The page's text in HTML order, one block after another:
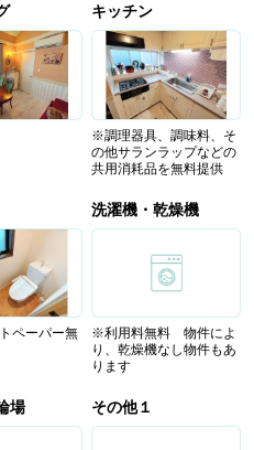
キッチン
※調理器具、調味料、そ
の他サランラップなどの
共用消耗品を無料提供
ペーパー無
洗濯機・乾燥機
※利用料無料 物件によ
り、乾燥機なし物件もあ
ります
場 その他１